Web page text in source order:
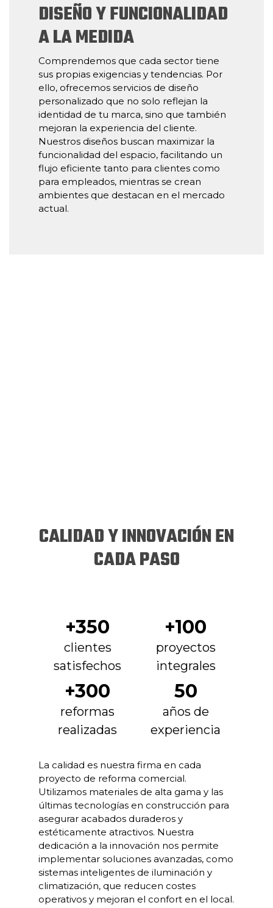
DISEÑO Y FUNCIONALIDAD
A LA MEDIDA
Comprendemos que cada sector tiene
sus propias exigencias y tendencias. Por
ello, ofrecemos servicios de diseño
personalizado que no solo reflejan la
identidad de tu marca, sino que también
mejoran la experiencia del cliente.
Nuestros diseños buscan maximizar la
funcionalidad del espacio, facilitando un
flujo eficiente tanto para clientes como
para empleados, mientras se crean
ambientes que destacan en el mercado
actual.
CALIDAD Y INNOVACIÓN EN
CADA PASO
+350
clientes
satisfechos
+100
proyectos
integrales
+300
reformas
realizadas
50
años de
experiencia
La calidad es nuestra firma en cada
proyecto de reforma comercial.
Utilizamos materiales de alta gama y las
últimas tecnologías en construcción para
asegurar acabados duraderos y
estéticamente atractivos. Nuestra
dedicación a la innovación nos permite
implementar soluciones avanzadas, como
sistemas inteligentes de iluminación y
climatización, que reducen costes
operativos y mejoran el confort en el local.